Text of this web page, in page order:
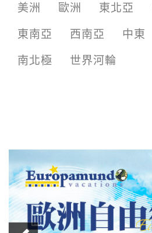
美洲 歐洲 東北亞
東南亞
西南亞 中東
南北極
世界河輪